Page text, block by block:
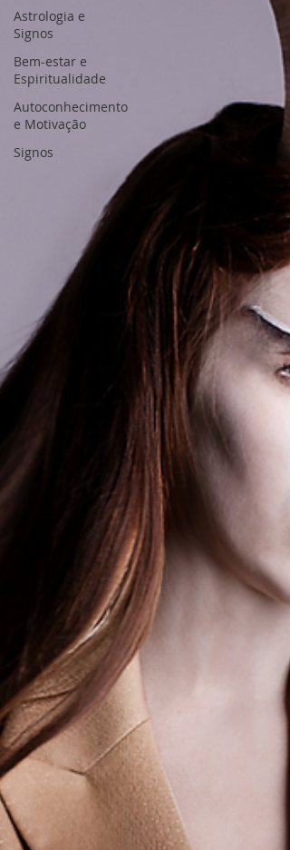
Astrologia e
Signos
Bem-estar e
Espiritualidade
Autoconhecimento
e Motivação
Signos